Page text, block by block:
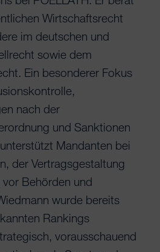
Wirtschaftsrecht
im deutschen und
sowie dem
Ein besonderer Fokus
nach der
und Sanktionen
Mandanten bei
der Vertragsgestaltung
Behörden und
wurde bereits
Rankings
vorausschauend